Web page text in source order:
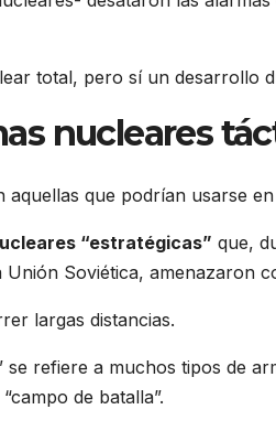
total, pero sí un desarrollo
nucleares
aquellas que podrían usarse en
“estratégicas” que,
Soviética, amenazaron
largas distancias.
se refiere a muchos tipos de
de batalla”.